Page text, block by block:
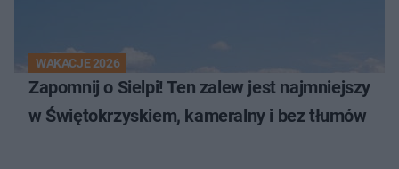
WAKACJE 2026
Zapomnij o Sielpi! Ten zalew jest najmniejszy
w Świętokrzyskiem, kameralny i bez tłumów